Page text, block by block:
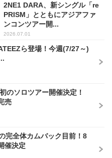
2NE1 DARA、新シングル「re
PRISM」とともにアジアファ
ンコンツアー開...
2026.07.01
ら登場！今週(7/27～)
のソロツアー開催決定！
売
完全体カムバック目前！8
催決定